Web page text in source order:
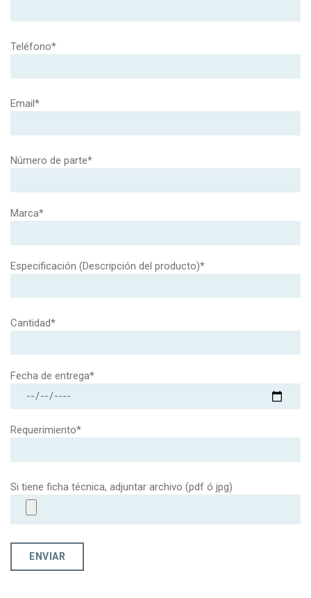
Teléfono*
Email*
Número de parte*
Marca*
Especificación (Descripción del producto)*
Cantidad*
Fecha de entrega*
Requerimiento*
Si tiene ficha técnica, adjuntar archivo (pdf ó jpg)